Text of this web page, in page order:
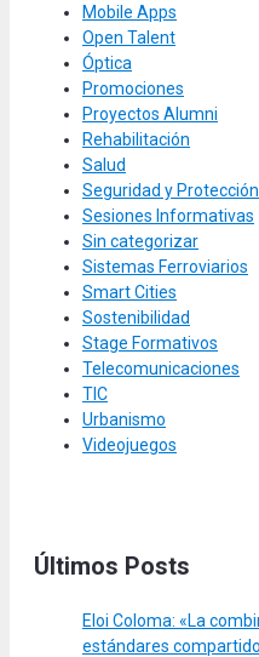
Mobile Apps
Open Talent
Óptica
Promociones
Proyectos Alumni
Rehabilitación
Salud
Seguridad y Protección
Sesiones Informativas
Sin categorizar
Sistemas Ferroviarios
Smart Cities
Sostenibilidad
Stage Formativos
Telecomunicaciones
TIC
Urbanismo
Videojuegos
Últimos Posts
Eloi Coloma: «La
estándares